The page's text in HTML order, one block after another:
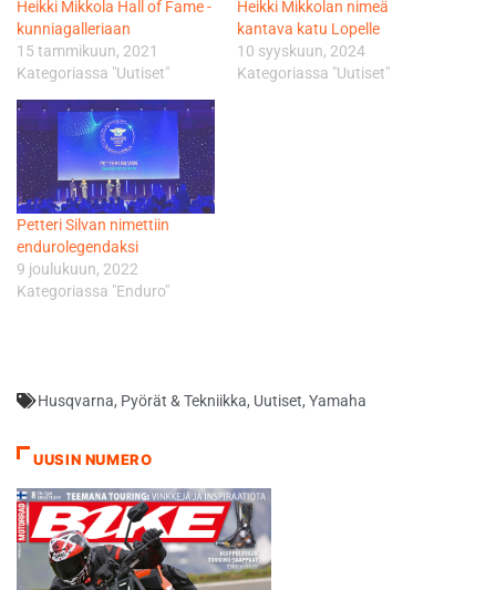
Heikki Mikkola Hall of Fame -
kunniagalleriaan
15 tammikuun, 2021
Kategoriassa "Uutiset"
Heikki Mikkolan nimeä
kantava katu Lopelle
10 syyskuun, 2024
Kategoriassa "Uutiset"
Petteri Silvan nimettiin
endurolegendaksi
9 joulukuun, 2022
Kategoriassa "Enduro"
Husqvarna, Pyörät & Tekniikka, Uutiset, Yamaha
UUSIN NUMERO